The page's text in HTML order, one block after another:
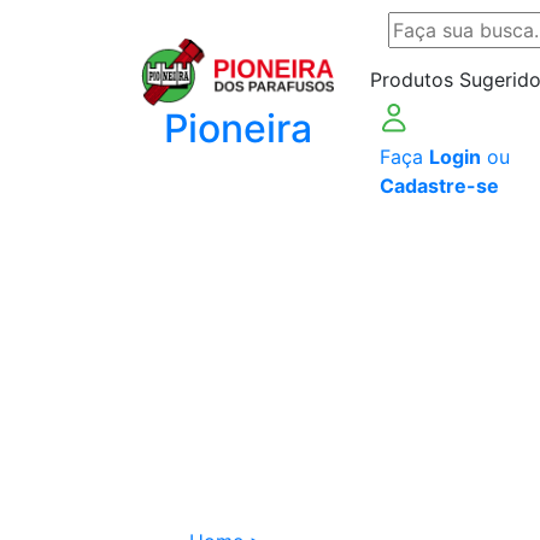
Pioneira
Produtos
Faça Login ou
Cadastre-se